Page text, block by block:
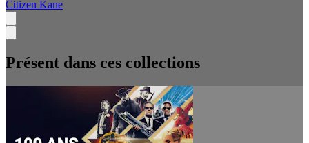
Citizen Kane
Présent dans ces collections